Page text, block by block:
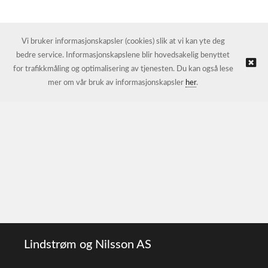
Lindstrøm og Nilsson AS
Vi bruker informasjonskapsler (cookies) slik at vi kan yte deg
bedre service. Informasjonskapslene blir hovedsakelig benyttet
for trafikkmåling og optimalisering av tjenesten. Du kan også lese
mer om vår bruk av informasjonskapsler her.